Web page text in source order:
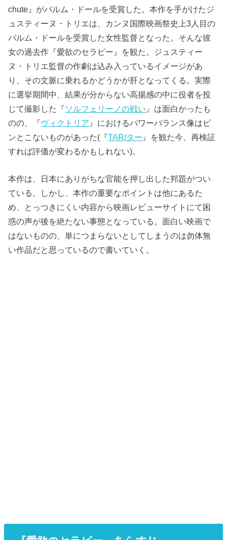
chute』がパルム・ドールを受賞した。本作を手がけたジ
ュスティーヌ・トリエは、カンヌ国際映画祭史上3人目の
パルム・ドールを受賞した女性監督となった。そんな彼
女の過去作『愛欲のセラピー』を観た。ジュスティー
ヌ・トリエ監督の作劇は込み入っているイメージがあ
り、その文脈に乗れるかどうかが肝となってくる。実際
に選挙期間中、結果が分からない高揚感の中に役者を投
じて撮影した『ソルフェリーノの戦い 』は面白かったも
のの、『ヴィクトリア 』におけるパワーバランス像はピ
ンとこないものがあった(『TAR/ター 』を観た今、再検証
すれば評価が変わるかもしれない)。
本作は、日本にありがちな官能を押し出した邦題がつい
ている。しかし、本作の重要なポイントは他にあるた
め、とっつきにくい内容から映画レビューサイトにて困
惑の声が後を絶たない事態となっている。面白い映画で
はないものの、単につまらないとしてしまうのは勿体無
い作品だと思っているので書いていく。